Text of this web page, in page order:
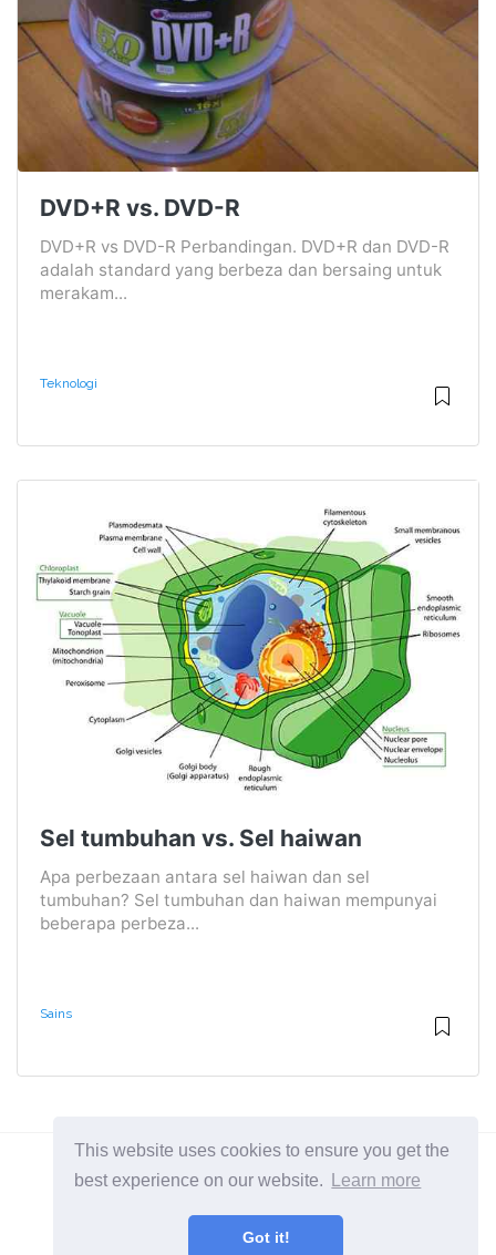
This website uses cookies to ensure you get the
best experience on our website.
Learn more
Got it!
DVD+R vs. DVD-R
DVD+R vs DVD-R Perbandingan. DVD+R dan DVD-R
adalah standard yang berbeza dan bersaing untuk
merakam...
Teknologi
Sel tumbuhan vs. Sel haiwan
Apa perbezaan antara sel haiwan dan sel
tumbuhan? Sel tumbuhan dan haiwan mempunyai
beberapa perbeza...
Sains
2026 ©Diffexpert
Semua Kategori